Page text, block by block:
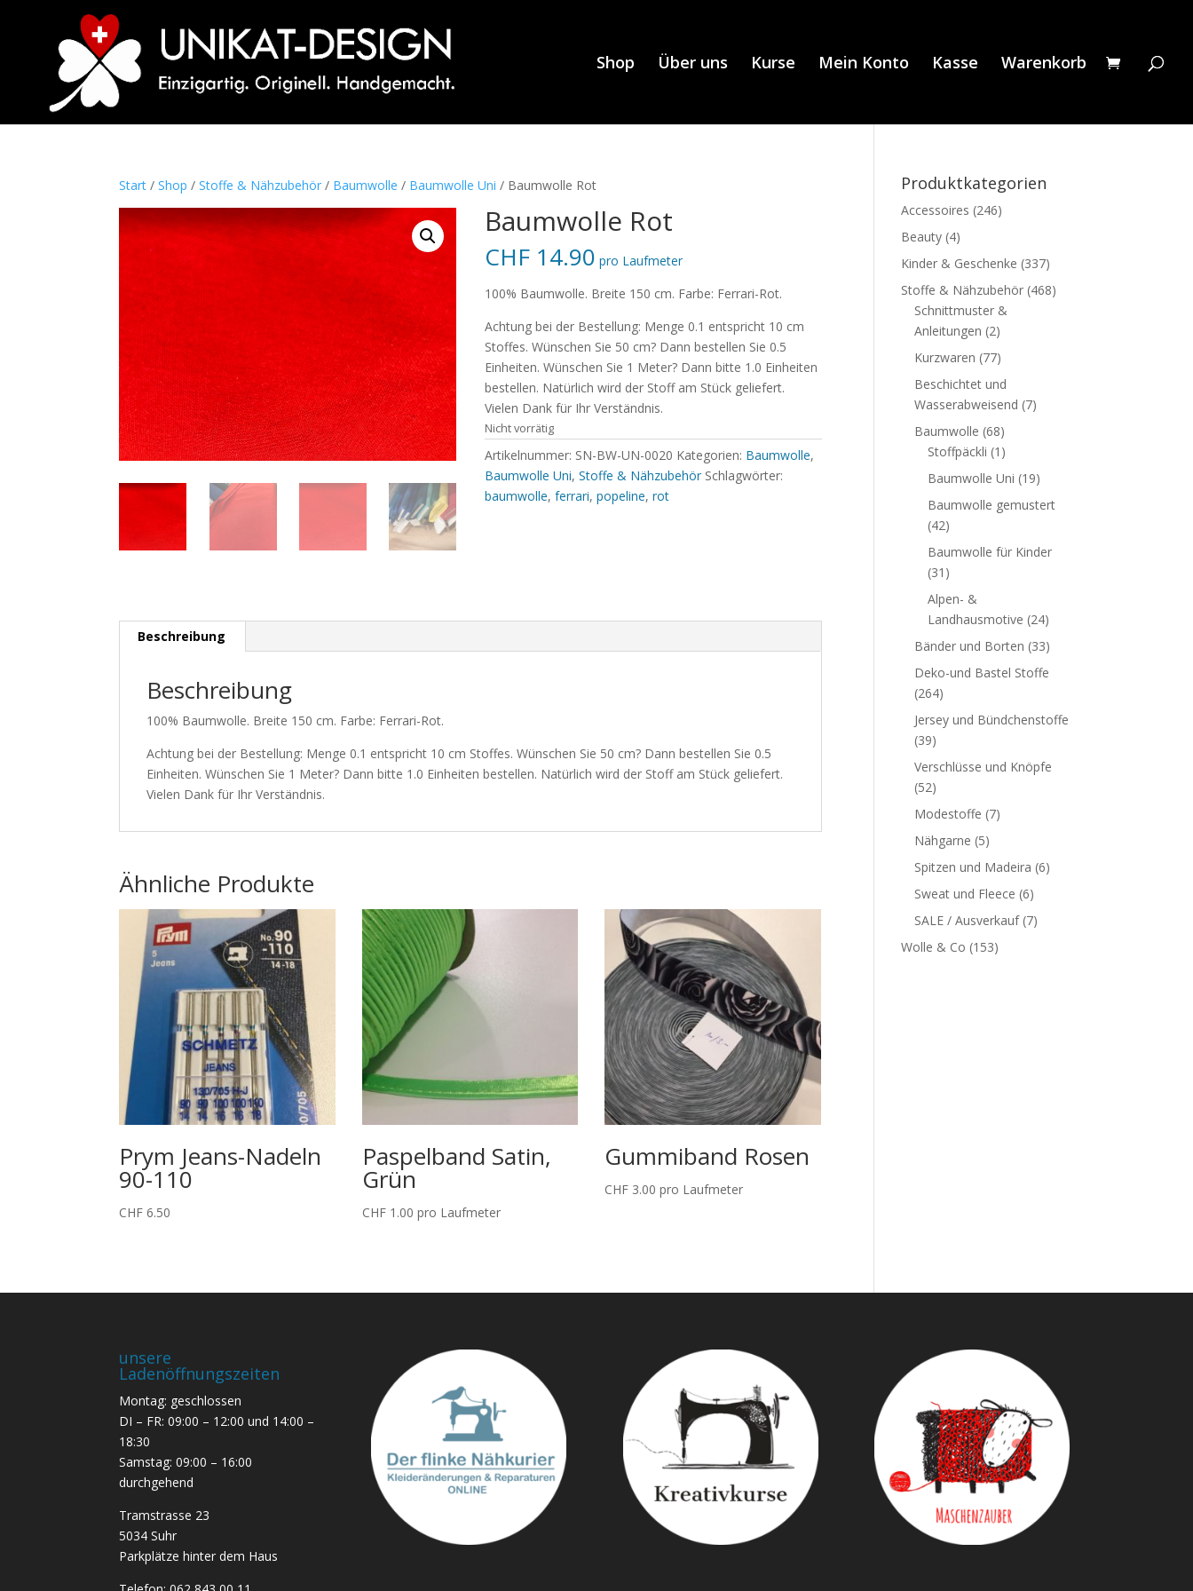
Shop Über uns Kurse Mein Konto Kasse Warenkorb
Start /Shop /Stoffe & Nähzubehör / Baumwolle / Baumwolle Uni / Baumwolle Rot
Baumwolle Rot
CHF 14.90 pro Laufmeter
100% Baumwolle. Breite 150 cm. Farbe: Ferrari-Rot.
Achtung bei der Bestellung: Menge 0.1 entspricht 10 cm
Stoffes. Wünschen Sie 50 cm? Dann bestellen Sie 0.5
Einheiten. Wünschen Sie 1 Meter? Dann bitte 1.0 Einheiten
bestellen. Natürlich wird der Stoff am Stück geliefert.
Vielen Dank für Ihr Verständnis.
Nicht vorrätig
Artikelnummer: SN-BW-UN-0020 Kategorien: Baumwolle,
Baumwolle Uni,Stoffe & Nähzubehör Schlagwörter:
baumwolle,ferrari,popeline,rot
Beschreibung
Beschreibung
100% Baumwolle. Breite 150 cm. Farbe: Ferrari-Rot.
Achtung bei der Bestellung: Menge 0.1 entspricht 10 cm Stoffes. Wünschen Sie 50 cm? Dann bestellen Sie 0.5
Einheiten. Wünschen Sie 1 Meter? Dann bitte 1.0 Einheiten bestellen. Natürlich wird der Stoff am Stück geliefert.
Vielen Dank für Ihr Verständnis.
Ähnliche Produkte
Prym Jeans-Nadeln
90-110
CHF 6.50
Paspelband Satin,
Grün
CHF1.00 pro Laufmeter
Gummiband Rosen
CHF 3.00 pro Laufmeter
Produktkategorien
Accessoires (246)
Beauty (4)
Kinder & Geschenke (337)
Stoffe & Nähzubehör (468)
Schnittmuster &
Anleitungen (2)
Kurzwaren (77)
Beschichtet und
Wasserabweisend (7)
Baumwolle (68)
Stoffpäckli (1)
Baumwolle Uni (19)
Baumwolle gemustert
(42)
Baumwolle für Kinder
(31)
Alpen- &
Landhausmotive (24)
Bänder und Borten (33)
Deko-und Bastel Stoffe
(264)
Jersey und Bündchenstoffe
(39)
Verschlüsse und Knöpfe
(52)
Modestoffe (7)
Nähgarne (5)
Spitzen und Madeira (6)
Sweat und Fleece (6)
SALE / Ausverkauf (7)
Wolle & Co (153)
unsere
Ladenöffnungszeiten
Montag: geschlossen
DI – FR: 09:00 – 12:00 und 14:00 –
18:30
Samstag: 09:00 – 16:00
durchgehend
Tramstrasse 23
5034 Suhr
Parkplätze hinter dem Haus